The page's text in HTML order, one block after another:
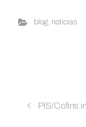
blog, noticias
PIS/Cofins